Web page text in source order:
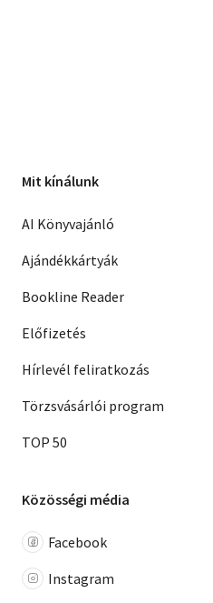
Mit kínálunk
AI Könyvajánló
Ajándékkártyák
Bookline Reader
Előfizetés
Hírlevél feliratkozás
Törzsvásárlói program
TOP 50
Közösségi média
Facebook
Instagram